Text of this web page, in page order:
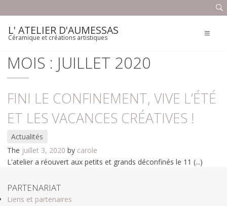
to
content
L' ATELIER D'AUMESSAS
Céramique et créations artistiques
MOIS : JUILLET 2020
FINI LE CONFINEMENT, VIVE L’ÉTÉ
ET LES VACANCES CRÉATIVES !
Actualités
The juillet 3, 2020 by carole
L'atelier a réouvert aux petits et grands déconfinés le 11 (...)
PARTENARIAT
Liens et partenaires
COURS
QUI SUIS-JE ?
ACTUALITÉS
CONTACT
Nous trouver